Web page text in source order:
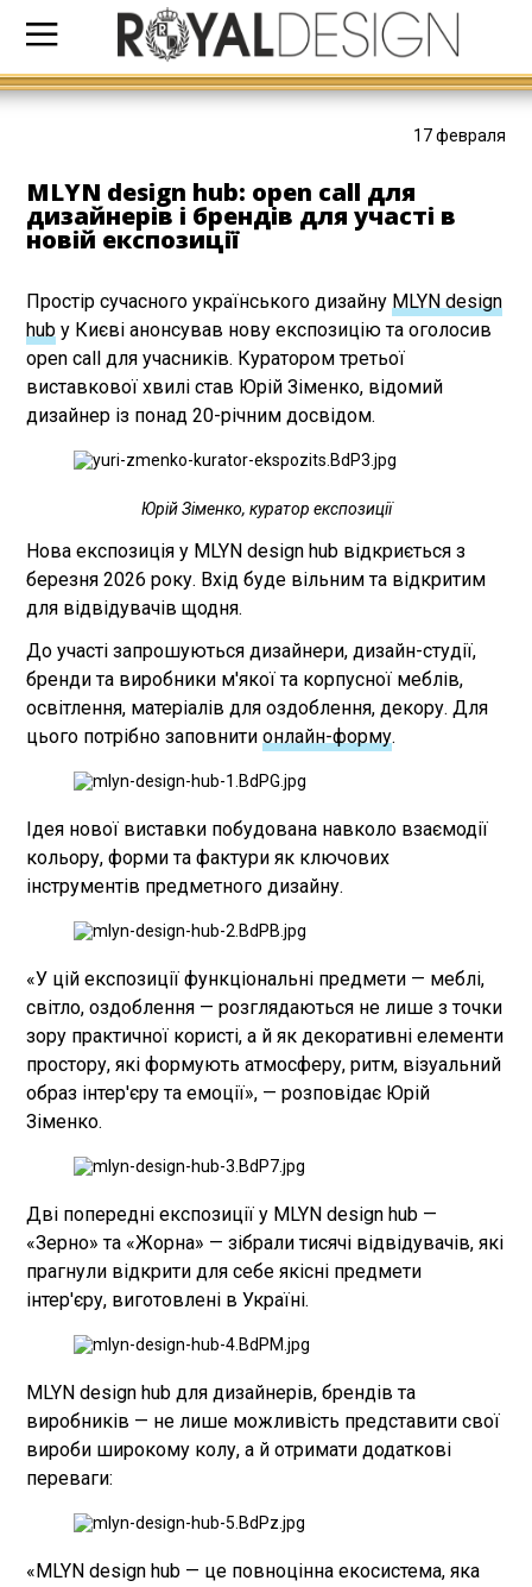
17 февраля
MLYN design hub: open call для
дизайнерів і брендів для участі в
новій експозиції
Простір сучасного українського дизайну MLYN design
hub у Києві анонсував нову експозицію та оголосив
open call для учасників. Куратором третьої
виставкової хвилі став Юрій Зіменко, відомий
дизайнер із понад 20-річним досвідом.
Юрій Зіменко, куратор експозиції
Нова експозиція у MLYN design hub відкриється з
березня 2026 року. Вхід буде вільним та відкритим
для відвідувачів щодня.
До участі запрошуються дизайнери, дизайн-студії,
бренди та виробники м'якої та корпусної меблів,
освітлення, матеріалів для оздоблення, декору. Для
цього потрібно заповнитионлайн-форму.
Ідея нової виставки побудована навколо взаємодії
кольору, форми та фактури як ключових
інструментів предметного дизайну.
«У цій експозиції функціональні предмети — меблі,
світло, оздоблення — розглядаються не лише з точки
зору практичної користі, а й як декоративні елементи
простору, які формують атмосферу, ритм, візуальний
образ інтер'єру та емоції», — розповідає Юрій
Зіменко.
Дві попередні експозиції у MLYN design hub —
«Зерно» та «Жорна» — зібрали тисячі відвідувачів, які
прагнули відкрити для себе якісні предмети
інтер'єру, виготовлені в Україні.
MLYN design hub для дизайнерів, брендів та
виробників — не лише можливість представити свої
вироби широкому колу, а й отримати додаткові
переваги:
«MLYN design hub — це повноцінна екосистема, яка